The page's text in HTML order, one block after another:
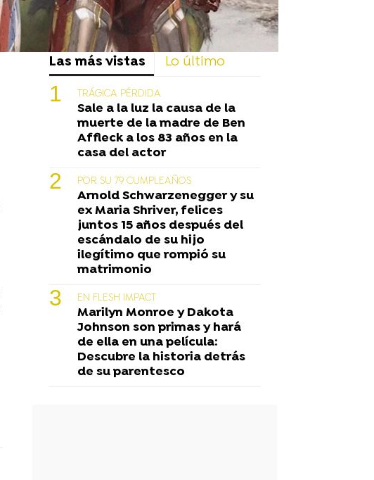
Las más vistas Lo último
TRÁGICA PÉRDIDA
Sale a la luz la causa de la
muerte de la madre de Ben
Affleck a los 83 años en la
casa del actor
POR SU 79 CUMPLEAÑOS
Arnold Schwarzenegger y su
ex Maria Shriver, felices
juntos 15 años después del
escándalo de su hijo
ilegítimo que rompió su
matrimonio
EN FLESH IMPACT
Marilyn Monroe y Dakota
Johnson son primas y hará
de ella en una película:
Descubre la historia detrás
de su parentesco